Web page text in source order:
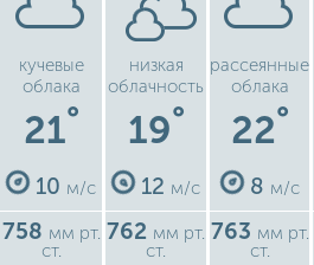
кучевые
облака
21°
10 м/с
758 мм рт.
ст.
низкая
облачность
19°
12 м/с
762 мм рт.
ст.
рассеянные
облака
22°
8 м/с
763 мм рт.
ст.